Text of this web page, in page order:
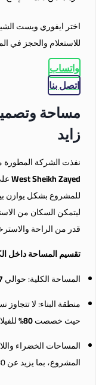
اخترايفوري ويست
للاستعلام والحجز في المشروع
واتساب
اتصل بنا
مساحة
زايد
نفذت الشركة
West Sheikh Zayed
للمشروع بشكل يوازن
ليتمكن السكان من
قدر من الراحة
تقسيم المساحة داخل
المساحة الكلية: حوالي
منطقة البناء: لا تتجاوز
حيث خصصت80%
المساحات الخضراء
المشروع، بما يزيد عن 80%، شاملة النوافير والبحيرات الصناعية.